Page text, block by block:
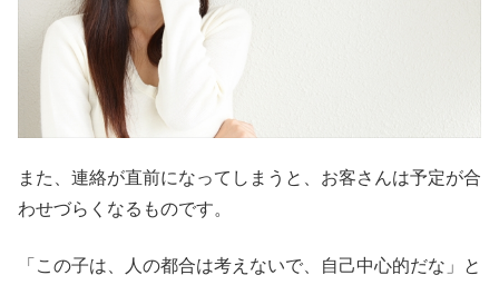
また、連絡が直前になってしまうと、お客さんは予定が合
わせづらくなるものです。
「この子は、人の都合は考えないで、自己中心的だな」と